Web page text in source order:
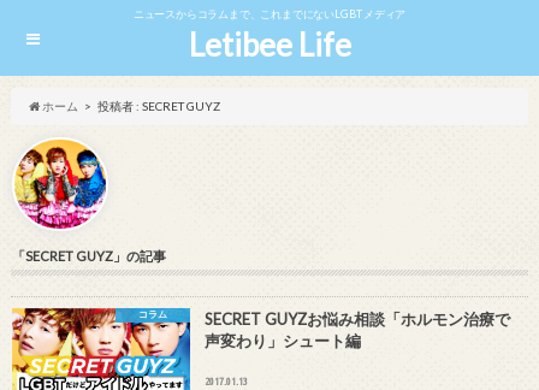
ニュースからコラムまで、これまでにないLGBTメディア
Letibee Life
ホーム 投稿者 : SECRET GUYZ
「SECRET GUYZ」の記事
コラム
SECRET GUYZお悩み相談「ホルモン治療で
声変わり」シュート編
2017.01.13